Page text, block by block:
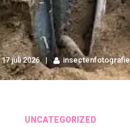
17 juli 2026 insectenfotografie
UNCATEGORIZED